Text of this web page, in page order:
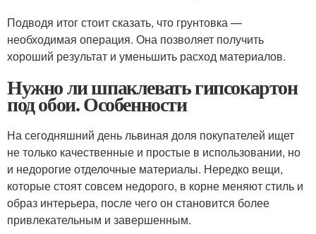
Подводя итог стоит сказать, что грунтовка —
необходимая операция. Она позволяет получить
хороший результат и уменьшить расход материалов.
Нужно ли шпаклевать гипсокартон
под обои. Особенности
На сегодняшний день львиная доля покупателей ищет
не только качественные и простые в использовании, но
и недорогие отделочные материалы. Нередко вещи,
которые стоят совсем недорого, в корне меняют стиль и
образ интерьера, после чего он становится более
привлекательным и завершенным.